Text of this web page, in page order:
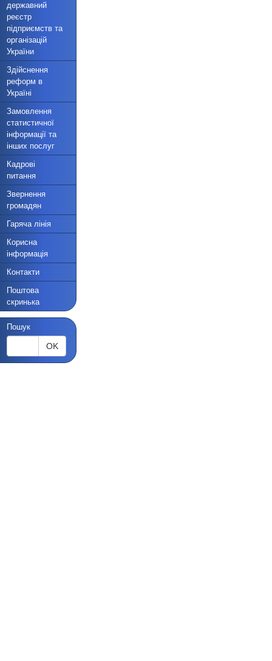
державний
реєстр
підприємств та
організацій
України
Здійснення
реформ в
Україні
Замовлення
статистичної
інформації та
інших послуг
Кадрові
питання
Звернення
громадян
Гаряча лінія
Корисна
інформація
Контакти
Поштова
скринька
Пошук
OK